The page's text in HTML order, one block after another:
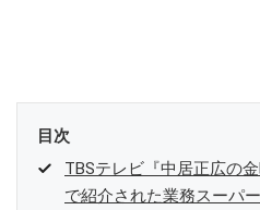
目次
TBSテレビ『中居正広の
で紹介された業務スーパ